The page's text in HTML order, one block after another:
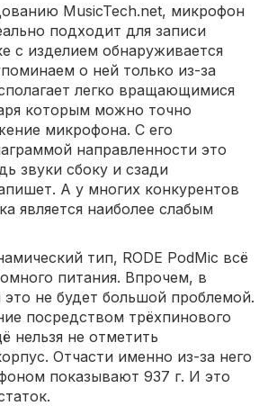
MusicTech.net, микрофон
подходит для записи
с изделием обнаруживается
о ней только из-за
легко вращающимися
которым можно точно
микрофона. С его
направленности это
звуки сбоку и сзади
А у многих конкурентов
является наиболее слабым
тип, RODE PodMic всё
питания. Впрочем, в
это не будет большой проблемой.
посредством трёхпинового
нельзя не отметить
Отчасти именно из-за него
показывают 937 г. И это